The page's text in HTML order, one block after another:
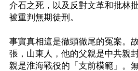
介石之死，以及反對文革和批林
被重判無期徒刑。
事實真相這是徹頭徹尾的冤案。
張，山東人，他的父親是中共親
親是淮海戰役的「支前模範」。